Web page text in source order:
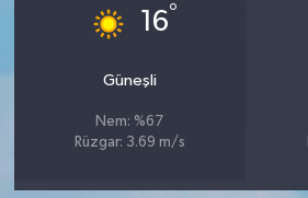
16°
Güneşli
Nem: %67
Rüzgar: 3.69 m/s